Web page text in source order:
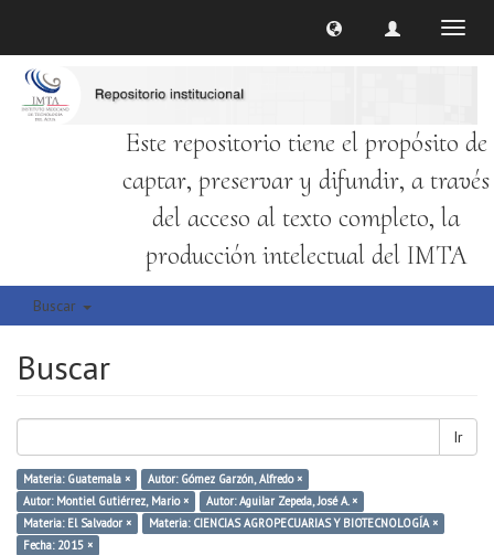
Este repositorio tiene el propósito de
captar, preservar y difundir, a través
del acceso al texto completo, la
producción intelectual del IMTA
Buscar
Buscar
Ir
Materia: Guatemala ×
Autor: Gómez Garzón, Alfredo ×
Autor: Montiel Gutiérrez, Mario ×
Autor: Aguilar Zepeda, José A. ×
Materia: El Salvador ×
Materia: CIENCIAS AGROPECUARIAS Y BIOTECNOLOGÍA ×
Fecha: 2015 ×